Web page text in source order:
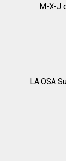
M-X-J
LA OSA